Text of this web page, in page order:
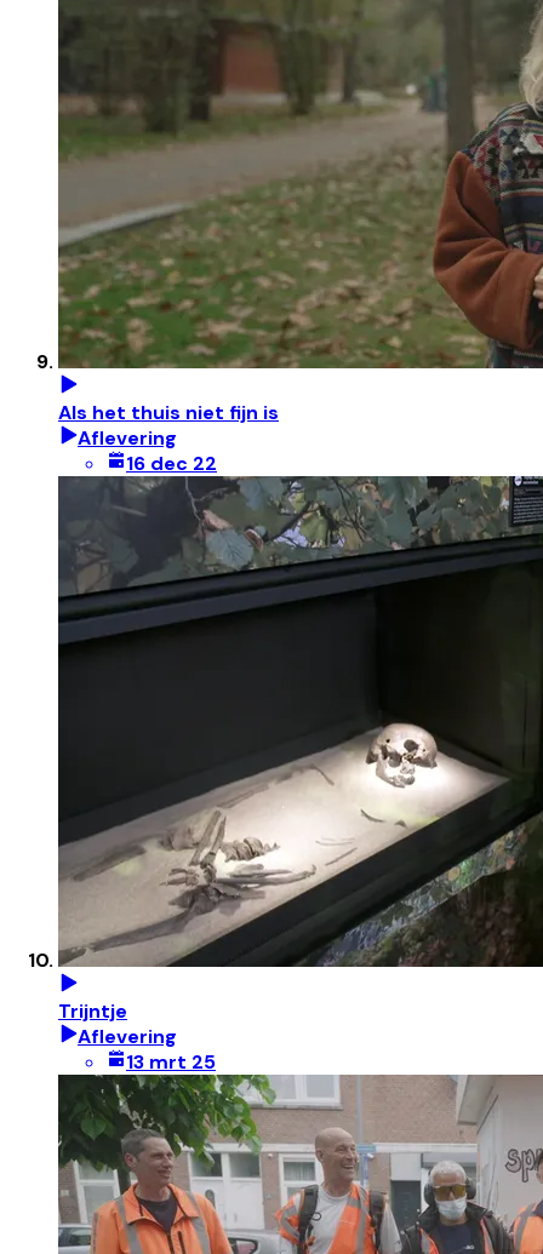
Als het thuis niet fijn is
Aflevering
16 dec 22
Trijntje
Aflevering
13 mrt 25